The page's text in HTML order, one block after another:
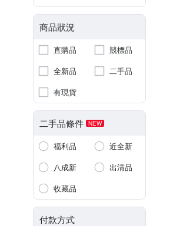
商品狀況
直購品
競標品
全新品
二手品
有現貨
二手品條件 NEW
福利品
近全新
八成新
出清品
收藏品
付款方式